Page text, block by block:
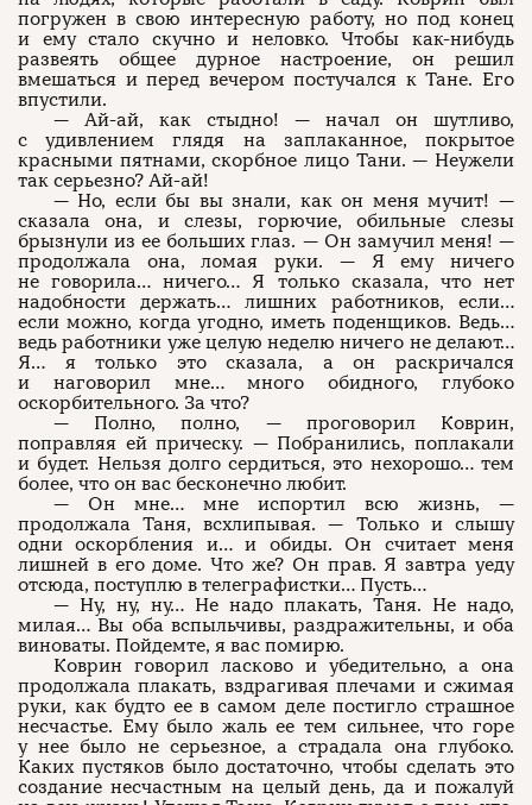
погружен в свою интересную работу, но под конец
и ему стало скучно и неловко. Чтобы как-нибудь
развеять общее дурное настроение, он решил
вмешаться и перед вечером постучался к Тане. Его
впустили.
— Ай-ай, как стыдно! — начал он шутливо,
с удивлением глядя на заплаканное, покрытое
красными пятнами, скорбное лицо Тани. — Неужели
так серьезно? Ай-ай!
— Но, если бы вы знали, как он меня мучит! —
сказала она, и слезы, горючие, обильные слезы
брызнули из ее больших глаз. — Он замучил меня! —
продолжала она, ломая руки. — Я ему ничего
не говорила… ничего… Я только сказала, что нет
надобности держать… лишних работников, если…
если можно, когда угодно, иметь поденщиков. Ведь…
ведь работники уже целую неделю ничего не делают…
Я… я только это сказала, а он раскричался
и наговорил мне… много обидного, глубоко
оскорбительного. За что?
— Полно, полно, — проговорил Коврин,
поправляя ей прическу. — Побранились, поплакали
и будет. Нельзя долго сердиться, это нехорошо… тем
более, что он вас бесконечно любит.
— Он мне… мне испортил всю жизнь, —
продолжала Таня, всхлипывая. — Только и слышу
одни оскорбления и… и обиды. Он считает меня
лишней в его доме. Что же? Он прав. Я завтра уеду
отсюда, поступлю в телеграфистки… Пусть…
— Ну, ну, ну… Не надо плакать, Таня. Не надо,
милая… Вы оба вспыльчивы, раздражительны, и оба
виноваты. Пойдемте, я вас помирю.
Коврин говорил ласково и убедительно, а она
продолжала плакать, вздрагивая плечами и сжимая
руки, как будто ее в самом деле постигло страшное
несчастье. Ему было жаль ее тем сильнее, что горе
у нее было не серьезное, а страдала она глубоко.
Каких пустяков было достаточно, чтобы сделать это
создание несчастным на целый день, да и пожалуй